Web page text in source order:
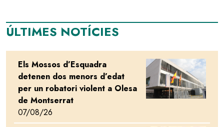
ÚLTIMES NOTÍCIES
Els Mossos d’Esquadra
detenen dos menors d’edat
per un robatori violent a Olesa
de Montserrat
07/08/26
Image